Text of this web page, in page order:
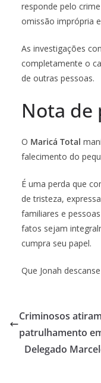
responde pelo
omissão imprópria
As investigações
completamente o
de outras pessoas.
Nota de
O Maricá Total
falecimento do
É uma perda que
de tristeza,
familiares e
fatos sejam
cumpra seu papel.
Que Jonah
Criminosos
patrulhamento
Delegado